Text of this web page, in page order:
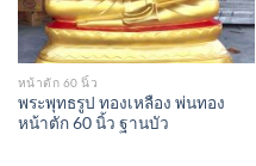
หน้าตัก 60 นิ้ว
พระพุทธรูป ทองเหลือง พ่นทอง
หน้าตัก 60 นิ้ว ฐานบัว